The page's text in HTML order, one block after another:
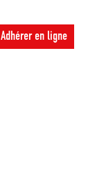
Adhérer en ligne